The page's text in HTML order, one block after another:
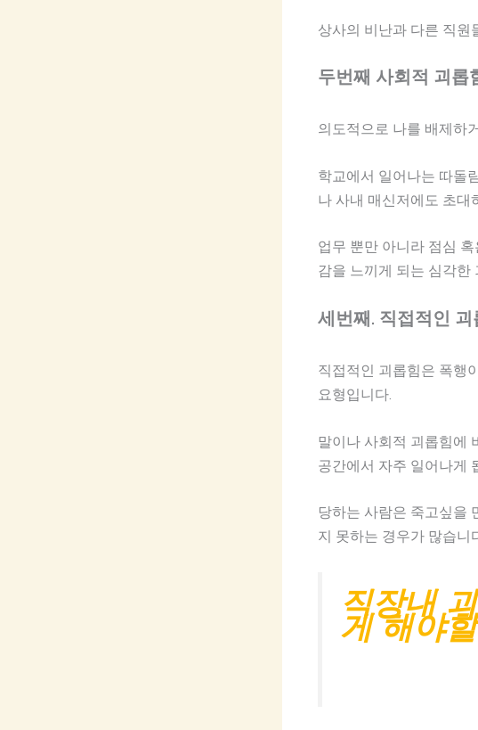
상사의 비난과 다른 직원
두번째 사회적 괴롭
의도적으로 나를 배제하
학교에서 일어나는 따돌
나 사내 매신저에도 초대
업무 뿐만 아니라 점심
감을 느끼게 되는 심각한
세번째. 직접적인 괴
직접적인 괴롭힘은 폭행
요형입니다.
말이나 사회적 괴롭힘에
공간에서 자주 일어나게
당하는 사람은 죽고싶을
지 못하는 경우가 많습니
직장내
게 해야